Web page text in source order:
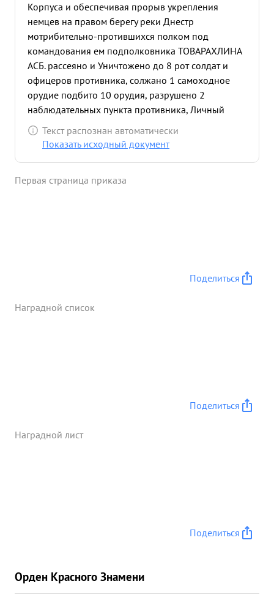
Корпуса и обеспечивая прорыв укрепления
немцев на правом берегу реки Днестр
мотрибительно-протившихся полком под
командования ем подполковника ТОВАРАХЛИНА
АСБ. рассеяно и Уничтожено до 8 рот солдат и
офицеров противника, солжано 1 самоходное
орудие подбито 10 орудия, разрушено 2
наблюдательных пункта противника, Личный
состав полка воспитанный к обучен
подполковником тов. РАХЗИНЫМ показал
батареи полка. Полк наступал вместе до
Текст распознан автоматически
Показать исходный документ
Первая страница приказа
Поделиться
Наградной список
Поделиться
Наградной лист
Поделиться
Орден Красного Знамени